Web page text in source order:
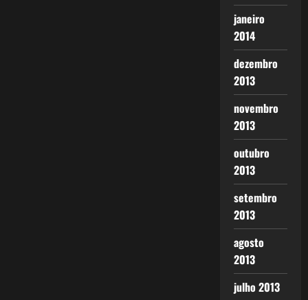
janeiro
2014
dezembro
2013
novembro
2013
outubro
2013
setembro
2013
agosto
2013
julho 2013